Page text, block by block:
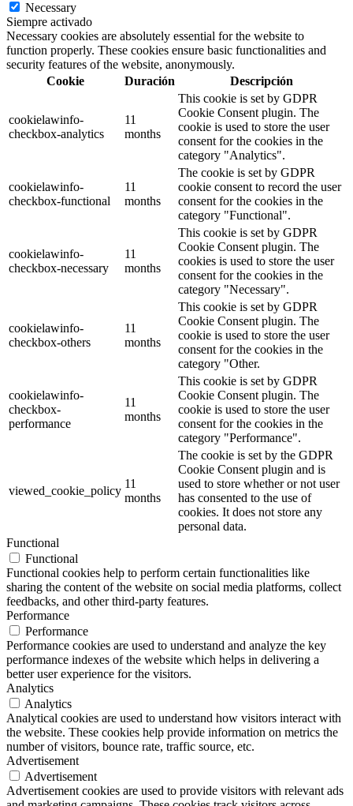
Necessary
Siempre activado
Necessary cookies are absolutely essential for the website to
function properly. These cookies ensure basic functionalities and
security features of the website, anonymously.
Cookie
Duración Descripción
cookielawinfo-
checkbox-analytics
11
months
This cookie is set by GDPR
Cookie Consent plugin. The
cookie is used to store the user
consent for the cookies in the
category "Analytics".
cookielawinfo-
checkbox-functional
11
months
The cookie is set by GDPR
cookie consent to record the user
consent for the cookies in the
category "Functional".
cookielawinfo-
checkbox-necessary
11
months
This cookie is set by GDPR
Cookie Consent plugin. The
cookies is used to store the user
consent for the cookies in the
category "Necessary".
cookielawinfo-
checkbox-others
11
months
This cookie is set by GDPR
Cookie Consent plugin. The
cookie is used to store the user
consent for the cookies in the
category "Other.
cookielawinfo-
checkbox-
performance
11
months
This cookie is set by GDPR
Cookie Consent plugin. The
cookie is used to store the user
consent for the cookies in the
category "Performance".
viewed_cookie_policy
11
months
The cookie is set by the GDPR
Cookie Consent plugin and is
used to store whether or not user
has consented to the use of
cookies. It does not store any
personal data.
Functional
Functional
Functional cookies help to perform certain functionalities like
sharing the content of the website on social media platforms, collect
feedbacks, and other third-party features.
Performance
Performance
Performance cookies are used to understand and analyze the key
performance indexes of the website which helps in delivering a
better user experience for the visitors.
Analytics
Analytics
Analytical cookies are used to understand how visitors interact with
the website. These cookies help provide information on metrics the
number of visitors, bounce rate, traffic source, etc.
Advertisement
Advertisement
Advertisement cookies are used to provide visitors with relevant ads